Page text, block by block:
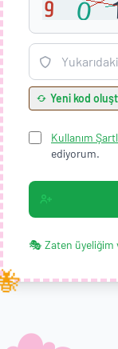
Yeni kod
Kullanım
ediyorum.
🎭 Zaten üyeliğim